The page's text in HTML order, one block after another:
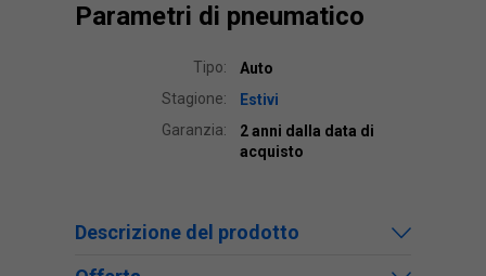
Parametri di pneumatico
Tipo:
Auto
Stagione:
Estivi
Garanzia:
2 anni dalla data di
acquisto
Descrizione del prodotto